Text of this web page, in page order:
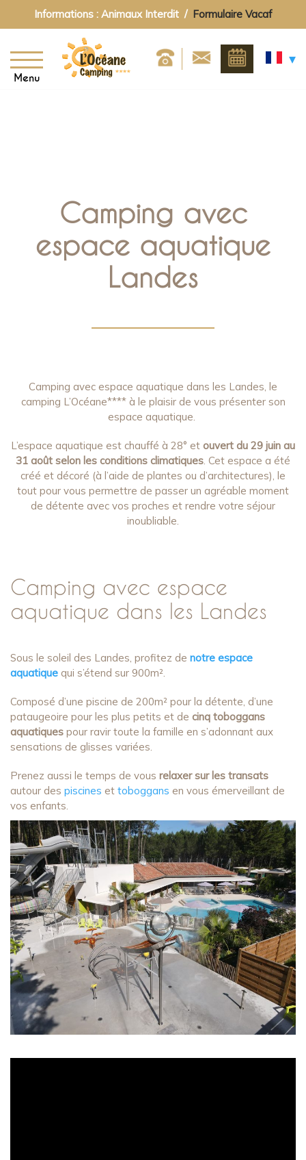
Informations : Animaux Interdit / Formulaire Vacaf
Menu
Camping avec
espace aquatique
Landes
Camping avec espace aquatique dans les Landes, le
camping L’Océane**** à le plaisir de vous présenter son
espace aquatique.
L’espace aquatique est chauffé à 28° et ouvert du 29 juin au
31 août selon les conditions climatiques. Cet espace a été
créé et décoré (à l’aide de plantes ou d’architectures), le
tout pour vous permettre de passer un agréable moment
de détente avec vos proches et rendre votre séjour
inoubliable.
Camping avec espace
aquatique dans les Landes
Sous le soleil des Landes, profitez de notre espace
aquatique qui s’étend sur 900m².
Composé d’une piscine de 200m² pour la détente, d’une
pataugeoire pour les plus petits et de cinq toboggans
aquatiques pour ravir toute la famille en s’adonnant aux
sensations de glisses variées.
Prenez aussi le temps de vous relaxer sur les transats
autour des piscines et toboggans en vous émerveillant de
vos enfants.